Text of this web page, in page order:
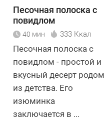
Песочная полоска с
повидлом
40 мин 333 Ккал
Песочная полоска с
повидлом - простой и
вкусный десерт родом
из детства. Его
изюминка
заключается в ...